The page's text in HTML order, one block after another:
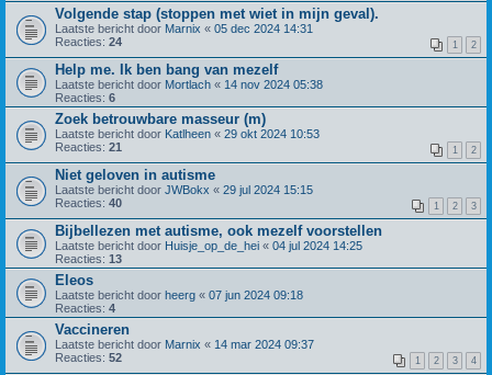
Volgende stap (stoppen met wiet in mijn geval).
Laatste bericht door Marnix « 05 dec 2024 14:31
Reacties: 24 1 2
Help me. Ik ben bang van mezelf
Laatste bericht door Mortlach « 14 nov 2024 05:38
Reacties: 6
Zoek betrouwbare masseur (m)
Laatste bericht door Katlheen « 29 okt 2024 10:53
Reacties: 21 1 2
Niet geloven in autisme
Laatste bericht door JWBokx « 29 jul 2024 15:15
Reacties: 40 1 2 3
Bijbellezen met autisme, ook mezelf voorstellen
Laatste bericht door Huisje_op_de_hei « 04 jul 2024 14:25
Reacties: 13
Eleos
Laatste bericht door heerg « 07 jun 2024 09:18
Reacties: 4
Vaccineren
Laatste bericht door Marnix « 14 mar 2024 09:37
Reacties: 52 1 2 3 4